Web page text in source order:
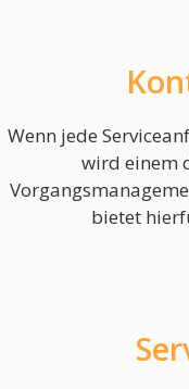
Wenn jede
wird einem
bietet